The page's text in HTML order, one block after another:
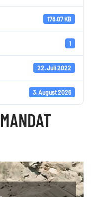
178.07 KB
1
22. Juli 2022
3. August 2026